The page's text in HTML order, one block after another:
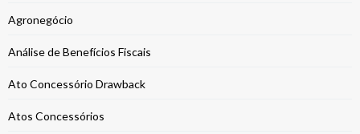
Agronegócio
Análise de Benefícios Fiscais
Ato Concessório Drawback
Atos Concessórios